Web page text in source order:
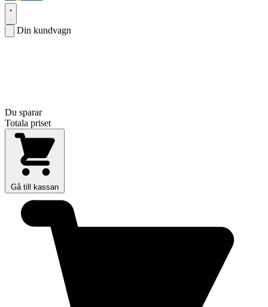
Din kundvagn
Du sparar
Totala priset
Gå till kassan